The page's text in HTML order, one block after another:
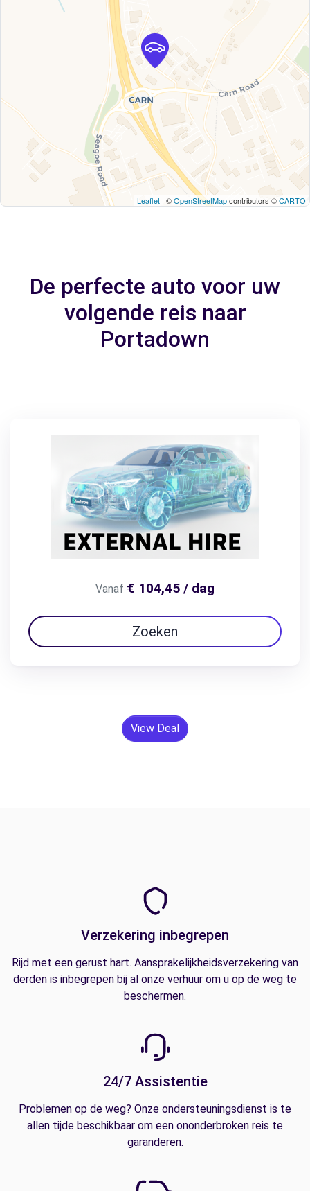
Leaflet | ©OpenStreetMapcontributors ©CARTO
De perfecte auto voor uw
volgende reis naar
Portadown
Vanaf € 104,45 / dag
Zoeken
View Deal
Verzekering inbegrepen
Rijd met een gerust hart. Aansprakelijkheidsverzekering van
derden is inbegrepen bij al onze verhuur om u op de weg te
beschermen.
24/7 Assistentie
Problemen op de weg? Onze ondersteuningsdienst is te
allen tijde beschikbaar om een ononderbroken reis te
garanderen.